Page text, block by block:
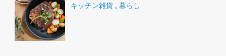
キッチン雑貨
暮らし